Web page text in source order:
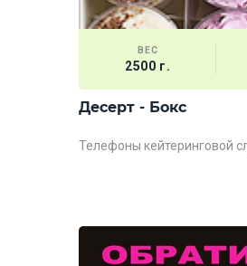
ВЕС
2500 г.
Десерт - Бокс
Телефоны кейтеринговой